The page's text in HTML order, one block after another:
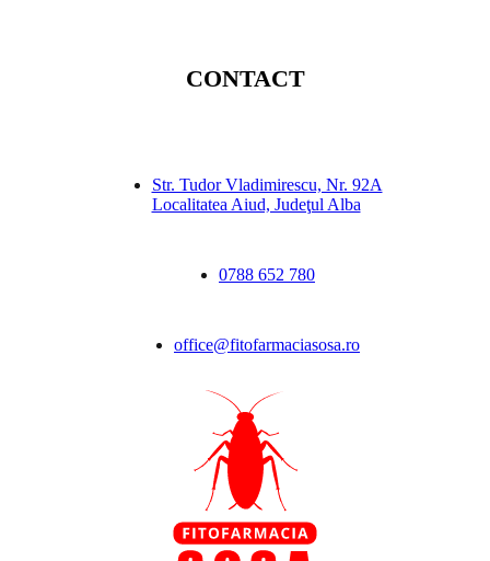
CONTACT
Str. Tudor Vladimirescu, Nr. 92A
Localitatea Aiud, Judeţul Alba
0788 652 780
office@fitofarmaciasosa.ro